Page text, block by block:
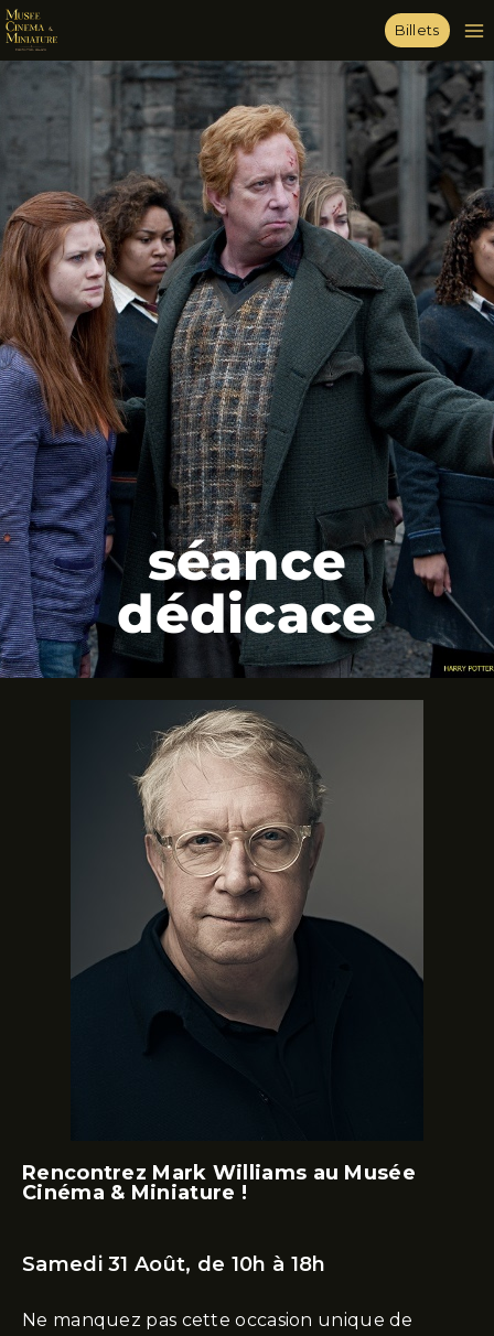
Billets
séance
dédicace
Rencontrez Mark Williams au Musée
Cinéma & Miniature !
Samedi 31 Août, de 10h à 18h
Ne manquez pas cette occasion unique de